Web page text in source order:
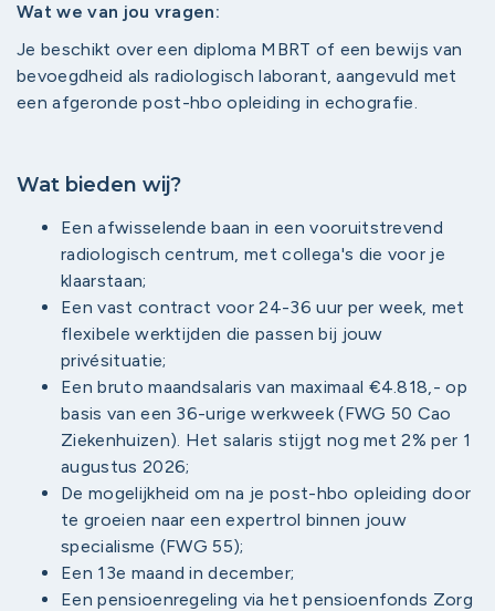
Wat we van jou vragen:
Je beschikt over een diploma MBRT of een bewijs van
bevoegdheid als radiologisch laborant, aangevuld met
een afgeronde post-hbo opleiding in echografie.
Wat bieden wij?
Een afwisselende baan in een vooruitstrevend
radiologisch centrum, met collega's die voor je
klaarstaan;
Een vast contract voor 24-36 uur per week, met
flexibele werktijden die passen bij jouw
privésituatie;
Een bruto maandsalaris van maximaal €4.818,- op
basis van een 36-urige werkweek (FWG 50 Cao
Ziekenhuizen). Het salaris stijgt nog met 2% per 1
augustus 2026;
De mogelijkheid om na je post-hbo opleiding door
te groeien naar een expertrol binnen jouw
specialisme (FWG 55);
Een 13e maand in december;
Een pensioenregeling via het pensioenfonds Zorg